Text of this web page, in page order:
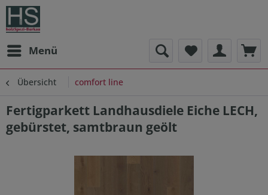
Menü
Übersicht comfort line
Fertigparkett Landhausdiele Eiche LECH,
gebürstet, samtbraun geölt